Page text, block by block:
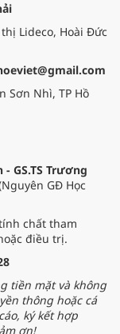
Lideco, Hoài Đức
Sơn Nhì, TP Hồ
GS.TS Trương
GĐ Học
chất tham
điều trị.
tiền mặt và không
thông hoặc cá
ký kết hợp
ơn!